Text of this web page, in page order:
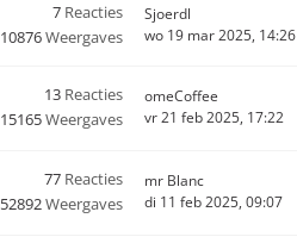
7 Reacties
10876Weergaves
Sjoerdl
wo 19 mar 2025, 14:26
13 Reacties
15165Weergaves
omeCoffee
vr 21 feb 2025, 17:22
77 Reacties
52892Weergaves
mr Blanc
di 11 feb 2025, 09:07